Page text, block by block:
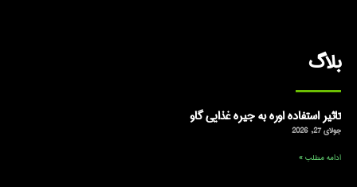
بلاگ
تاثیر استفاده اوره به جیره غذایی گاو
جولای 27, 2026
ادامه مطلب »